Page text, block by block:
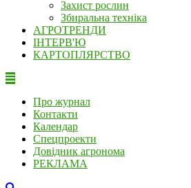
Захист рослин
Збиральна техніка
АГРОТРЕНДИ
ІНТЕРВ'Ю
КАРТОПЛЯРСТВО
Про журнал
Контакти
Календар
Спецпроекти
Довідник агронома
РЕКЛАМА